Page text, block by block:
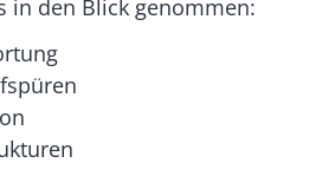
in den Blick genommen: